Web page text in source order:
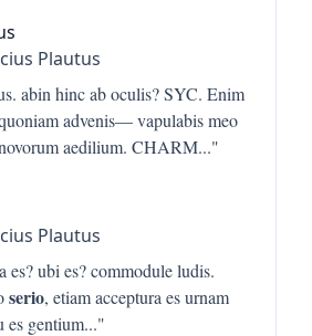
Plautus
abin hinc ab oculis? SYC. Enim
advenis— vapulabis meo
aedilium. CHARM..."
Plautus
es? ubi es? commodule ludis.
serio, etiam acceptura es urnam
es gentium..."